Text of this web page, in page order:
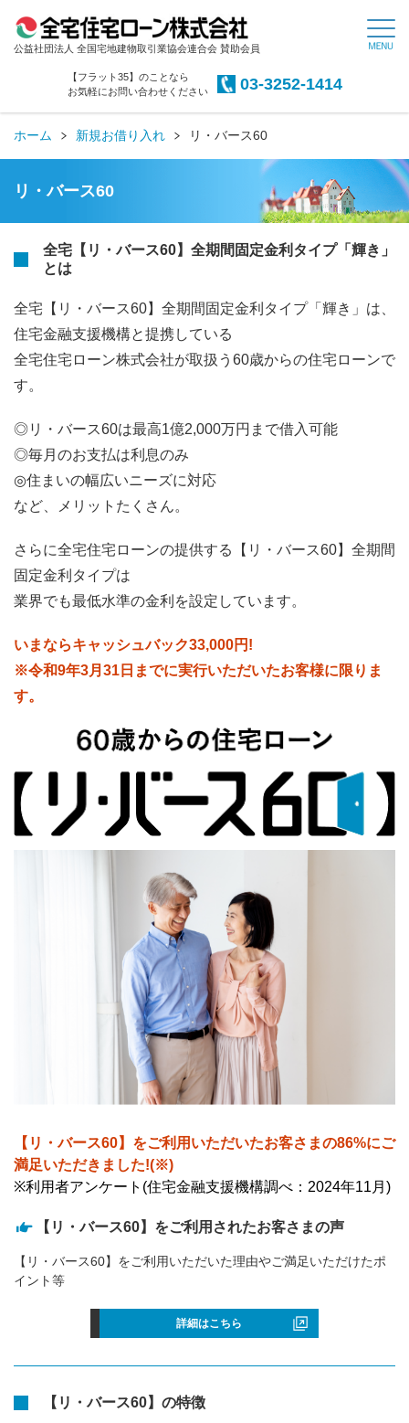
公益社団法人 全国宅地建物取引業協会連合会 賛助会員
【フラット35】のことなら
お気軽にお問い合わせください
03-3252-1414
ホーム 新規お借り入れ リ・バース60
リ・バース60
全宅【リ・バース60】全期間固定金利タイプ「輝き」
とは
全宅【リ・バース60】全期間固定金利タイプ「輝き」は、
住宅金融支援機構と提携している
全宅住宅ローン株式会社が取扱う60歳からの住宅ローンで
す。
◎リ・バース60は最高1億2,000万円まで借入可能
◎毎月のお支払は利息のみ
◎住まいの幅広いニーズに対応
など、メリットたくさん。
さらに全宅住宅ローンの提供する【リ・バース60】全期間
固定金利タイプは
業界でも最低水準の金利を設定しています。
いまならキャッシュバック33,000円!
※令和9年3月31日までに実行いただいたお客様に限りま
す。
【リ・バース60】をご利用いただいたお客さまの86%にご
満足いただきました!(※)
※利用者アンケート(住宅金融支援機構調べ：2024年11月)
【リ・バース60】をご利用されたお客さまの声
【リ・バース60】をご利用いただいた理由やご満足いただけたポ
イント等
詳細はこちら
【リ・バース60】の特徴